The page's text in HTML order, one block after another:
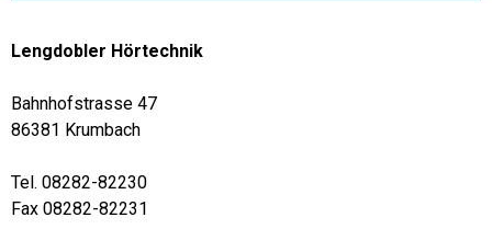
Lengdobler Hörtechnik
Bahnhofstrasse 47
86381 Krumbach
Tel. 08282-82230
Fax 08282-82231